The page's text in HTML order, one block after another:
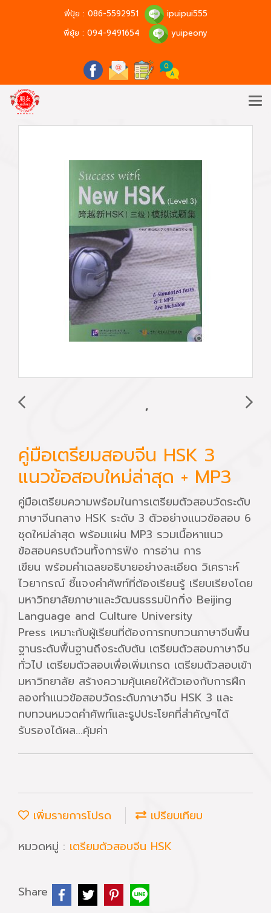
พี่ปุ้ย : 086-5592951
ipuipui555
พี่ยุ้ย : 094-9491654 yuipeony
คู่มือเตรียมสอบจีน HSK 3
แนวข้อสอบใหม่ล่าสุด + MP3
คู่มือเตรียมความพร้อมในการเตรียมตัวสอบวัดระดับ
ภาษาจีนกลาง HSK ระดับ 3 ตัวอย่างแนวข้อสอบ 6
ชุดใหม่ล่าสุด พร้อมแผ่น MP3 รวมเนื้อหาแนว
ข้อสอบครบถ้วนทั้งการฟัง การอ่าน การ
เขียน พร้อมคำเฉลยอธิบายอย่างละเอียด วิเคราะห์
ไวยากรณ์ ชี้แจงคำศัพท์ที่ต้องเรียนรู้ เรียบเรียงโดย
มหาวิทยาลัยภาษาและวัฒนธรรมปักกิ่ง Beijing
Language and Culture University
Press เหมาะกับผู้เรียนที่ต้องการทบทวนภาษาจีนพื้น
ฐานระดับพื้นฐานถึงระดับต้น เตรียมตัวสอบภาษาจีน
ทั่วไป เตรียมตัวสอบเพื่อเพิ่มเกรด เตรียมตัวสอบเข้า
มหาวิทยาลัย สร้างความคุ้นเคยให้ตัวเองกับการฝึก
ลองทำแนวข้อสอบวัดระดับภาษาจีน HSK 3 และ
ทบทวนหมวดคำศัพท์และรูปประโยคที่สำคัญๆได้
รับรองได้ผล...คุ้มค่า
เพิ่มรายการโปรด
เปรียบเทียบ
หมวดหมู่ : เตรียมตัวสอบจีน HSK
Share